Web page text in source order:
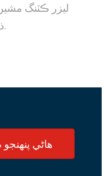
ليزر ڪٽنگ
ذميوار سيلز ٽيم.
هاڻي